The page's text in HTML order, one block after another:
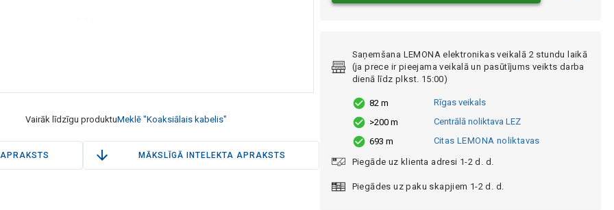
Vairāk līdzīgu produktuMeklē "Koaksiālais kabelis"
APRAKSTS MĀKSLĪGĀ INTELEKTA APRAKSTS
Saņemšana LEMONA elektronikas veikalā 2 stundu laikā
(ja prece ir pieejama veikalā un pasūtījums veikts darba
dienā līdz plkst. 15:00)
82 m
Rīgas veikals
>200 m
Centrālā noliktava LEZ
693 m
Citas LEMONA noliktavas
Piegāde uz klienta adresi 1-2 d. d.
Piegādes uz paku skapjiem 1-2 d. d.